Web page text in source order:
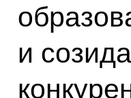
и